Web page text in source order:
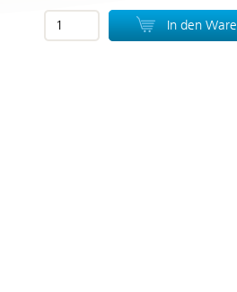
In den